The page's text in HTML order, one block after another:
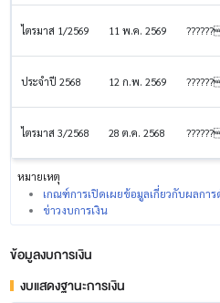
ไตรมาส 1/2569 11 พ.ค. 2569
ประจำปี 2568 12 ก.พ. 2569
ไตรมาส 3/2568 28 ต.ค. 2568
หมายเหตุ
เกณฑ์การเปิดเผยข้อมูลเกี่ยวกับผลการ
ข่าวงบการเงิน
ข้อมูลงบการเงิน
งบแสดงฐานะการเงิน